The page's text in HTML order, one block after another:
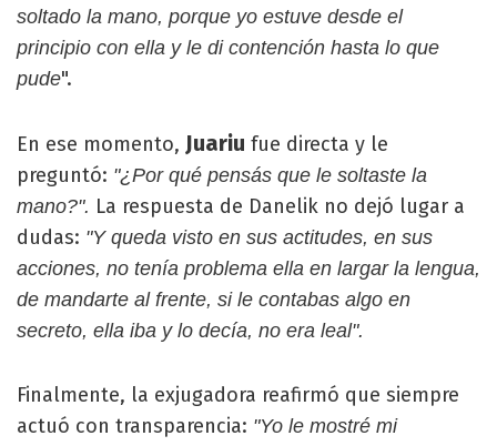
soltado la mano, porque yo estuve desde el
principio con ella y le di contención hasta lo que
pude".
En ese momento, Juariu fue directa y le
preguntó: "¿Por qué pensás que le soltaste la
mano?". La respuesta de Danelik no dejó lugar a
dudas: "Y queda visto en sus actitudes, en sus
acciones, no tenía problema ella en largar la lengua,
de mandarte al frente, si le contabas algo en
secreto, ella iba y lo decía, no era leal".
Finalmente, la exjugadora reafirmó que siempre
actuó con transparencia: "Yo le mostré mi